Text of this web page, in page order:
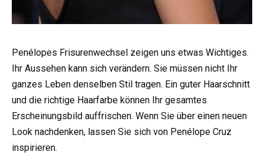
Penélopes Frisurenwechsel zeigen uns etwas Wichtiges.
Ihr Aussehen kann sich verändern. Sie müssen nicht Ihr
ganzes Leben denselben Stil tragen. Ein guter Haarschnitt
und die richtige Haarfarbe können Ihr gesamtes
Erscheinungsbild auffrischen. Wenn Sie über einen neuen
Look nachdenken, lassen Sie sich von Penélope Cruz
inspirieren.